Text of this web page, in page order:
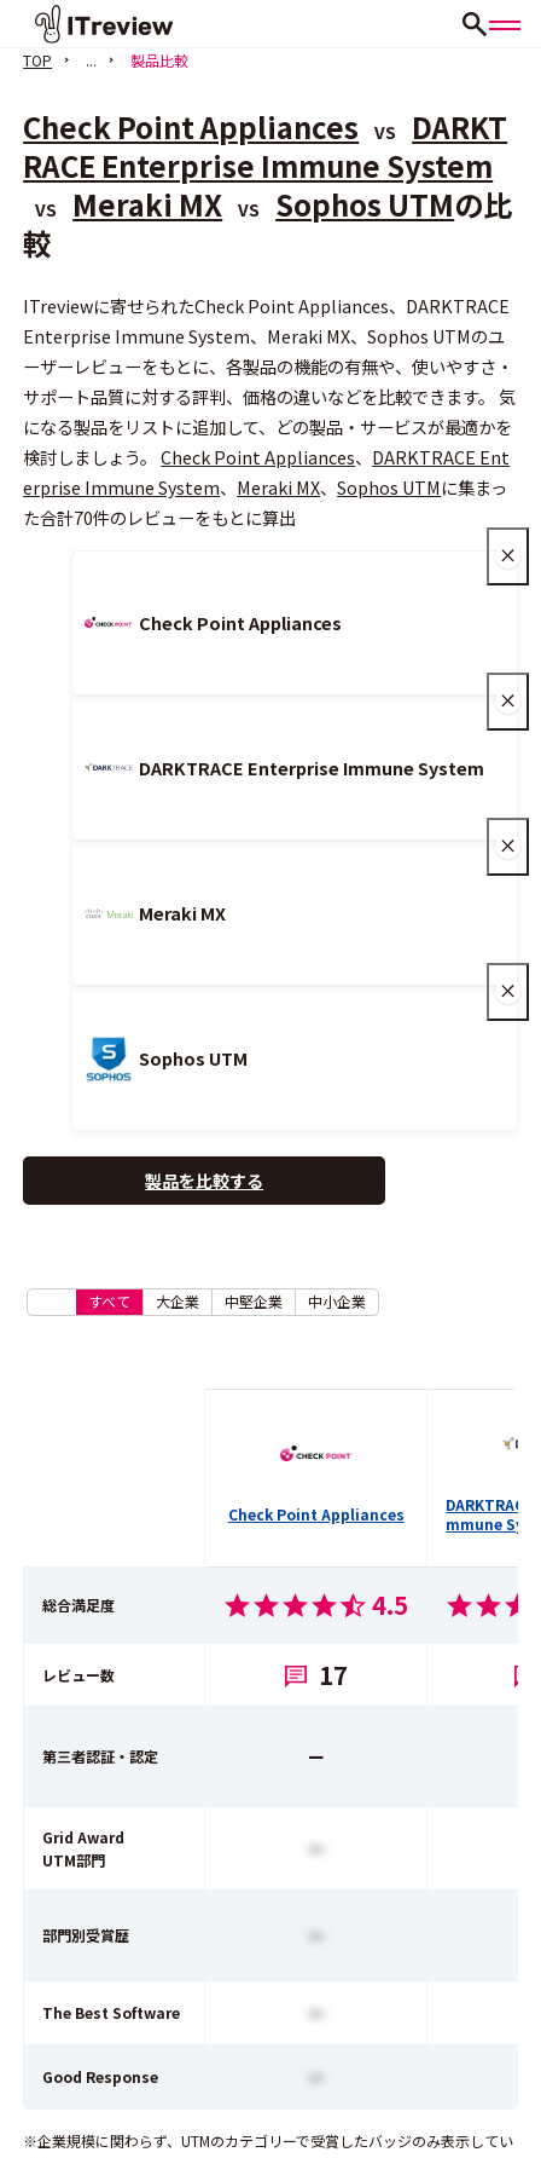
TOP ... 製品比較
Check Point Appliances VS
DARKT
RACE Enterprise Immune System
VS Meraki MX VS Sophos UTMの比
較
ITreviewに寄せられたCheck Point Appliances、DARKTRACE
Enterprise Immune System、Meraki MX、Sophos UTMのユ
ーザーレビューをもとに、各製品の機能の有無や、使いやすさ・
サポート品質に対する評判、価格の違いなどを比較できます。 気
になる製品をリストに追加して、どの製品・サービスが最適かを
検討しましょう。Check Point Appliances、 DARKTRACE Ent
erprise Immune System、 Meraki MX、Sophos UTMに集まっ
た合計70件のレビューをもとに算出
Check Point Appliances
DARKTRACE Enterprise Immune System
Meraki MX
Sophos UTM
製品を比較する
すべて 大企業 中堅企業 中小企業
Check Point Appliances
mmune
総合満足度 4.5
レビュー数 17
第三者認証・認定 ー
Grid Award
UTM部門
ー
部門別受賞歴 ー
The Best Software ー
Good Response ー
※企業規模に関わらず、UTMのカテゴリーで受賞したバッジのみ表示してい